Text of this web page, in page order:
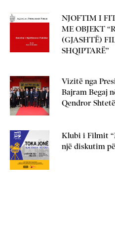
NJOFTIM I
ME OBJEKT
(GJASHTË)
SHQIPTARË”
Vizitë nga
Bajram Begaj
Qendror
Klubi i Filmit
një diskutim